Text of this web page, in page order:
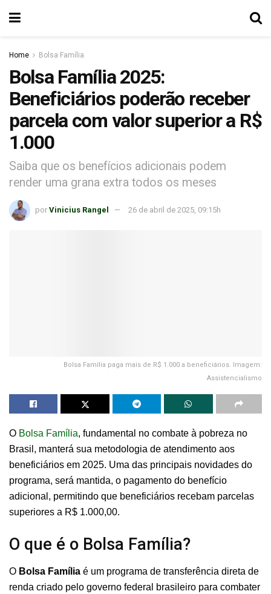
Home Bolsa Família
Bolsa Família 2025:
Beneficiários poderão receber
parcela com valor superior a R$
1.000
Saiba que os benefícios adicionais podem
render uma grana extra todos os meses
por Vinicius Rangel 26 de abril de 2025, 09:15h
Bolsa Família paga mais de R$ 1.000 a beneficiários. Imagem:
Assistencialismo
O Bolsa Família, fundamental no combate à pobreza no
Brasil, manterá sua metodologia de atendimento aos
beneficiários em 2025. Uma das principais novidades do
programa, será mantida, o pagamento do benefício
adicional, permitindo que beneficiários recebam parcelas
superiores a R$ 1.000,00.
O que é o Bolsa Família?
O Bolsa Família é um programa de transferência direta de
renda criado pelo governo federal brasileiro para combater